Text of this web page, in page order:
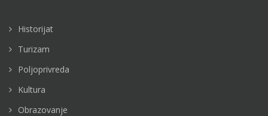
Historijat
Turizam
Poljoprivreda
Kultura
Obrazovanje